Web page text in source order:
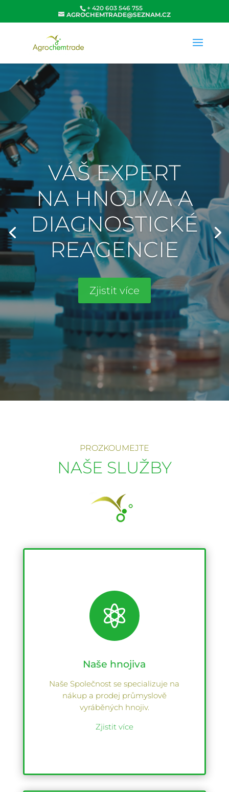
+ 420 603 546 755
AGROCHEMTRADE@SEZNAM.CZ
PROZKOUMEJTE
NAŠE SLUŽBY

Naše hnojiva
Naše Společnost se specializuje na
nákup a prodej průmyslově
vyráběných hnojiv.
Zjistit více